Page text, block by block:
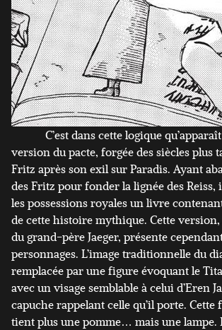
C’est dans cette logique
version du pacte, forgée des siècles plus
Fritz après son exil sur Paradis. Ayant
des Fritz pour fonder la lignée des
les possessions royales un livre
de cette histoire mythique. Cette
du grand-père Jaeger, présente
personnages. L’image traditionnelle du
remplacée par une figure évoquant le
avec un visage semblable à celui d’Eren
capuche rappelant celle qu’il porte. Cette
tient plus une pomme… mais une lampe.